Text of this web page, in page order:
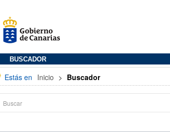
BUSCADOR
Estás en Inicio > Buscador